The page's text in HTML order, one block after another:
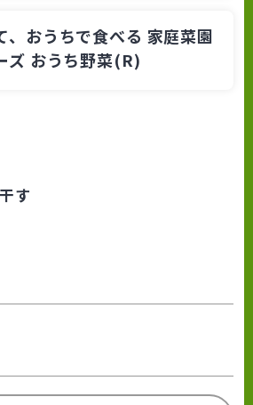
、おうちで食べる 家庭菜園
ズ おうち野菜(R)
す